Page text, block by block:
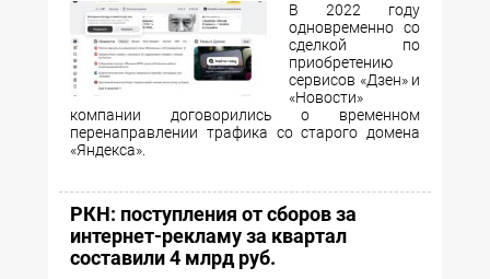
В 2022 году
одновременно со
сделкой по
приобретению
сервисов «Дзен» и
«Новости»
компании договорились о временном
перенаправлении трафика со старого домена
«Яндекса».
РКН: поступления от сборов за
интернет-рекламу за квартал
составили 4 млрд руб.